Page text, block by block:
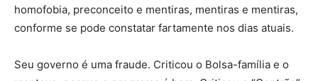
homofobia, preconceito e mentiras, mentiras e mentiras,
conforme se pode constatar fartamente nos dias atuais.
Seu governo é uma fraude. Criticou o Bolsa-família e o